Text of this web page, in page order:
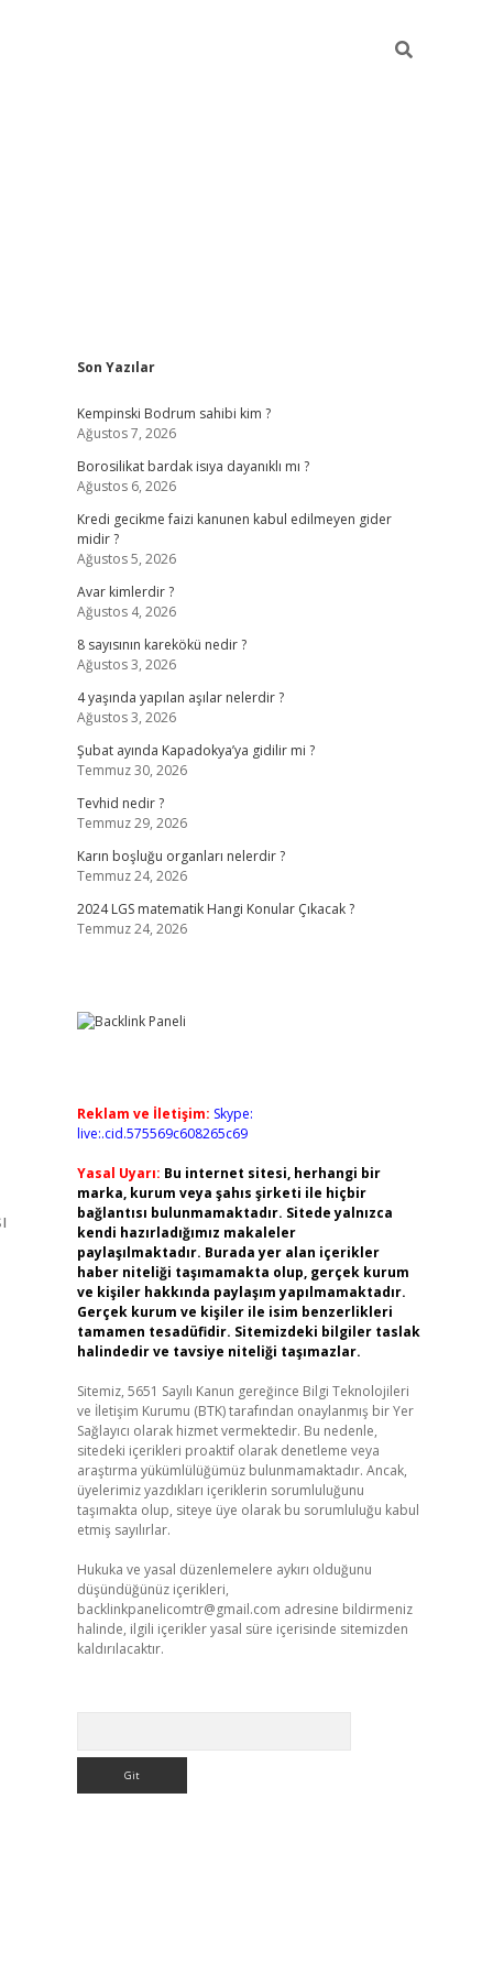
Sidebar
Son Yazılar
Kempinski Bodrum sahibi kim ?
Ağustos 7, 2026
Borosilikat bardak isıya dayanıklı mı ?
Ağustos 6, 2026
Kredi gecikme faizi kanunen kabul edilmeyen gider
midir ?
Ağustos 5, 2026
Avar kimlerdir ?
Ağustos 4, 2026
8 sayısının karekökü nedir ?
Ağustos 3, 2026
4 yaşında yapılan aşılar nelerdir ?
Ağustos 3, 2026
Şubat ayında Kapadokya’ya gidilir mi ?
Temmuz 30, 2026
Tevhid nedir ?
Temmuz 29, 2026
Karın boşluğu organları nelerdir ?
Temmuz 24, 2026
2024 LGS matematik Hangi Konular Çıkacak ?
Temmuz 24, 2026
Reklam ve İletişim: Skype:
live:.cid.575569c608265c69
Yasal Uyarı: Bu internet sitesi, herhangi bir
marka, kurum veya şahıs şirketi ile hiçbir
bağlantısı bulunmamaktadır. Sitede yalnızca
kendi hazırladığımız makaleler
paylaşılmaktadır. Burada yer alan içerikler
haber niteliği taşımamakta olup, gerçek kurum
ve kişiler hakkında paylaşım yapılmamaktadır.
Gerçek kurum ve kişiler ile isim benzerlikleri
tamamen tesadüfidir. Sitemizdeki bilgiler taslak
halindedir ve tavsiye niteliği taşımazlar.
Sitemiz, 5651 Sayılı Kanun gereğince Bilgi Teknolojileri
ve İletişim Kurumu (BTK) tarafından onaylanmış bir Yer
Sağlayıcı olarak hizmet vermektedir. Bu nedenle,
sitedeki içerikleri proaktif olarak denetleme veya
araştırma yükümlülüğümüz bulunmamaktadır. Ancak,
üyelerimiz yazdıkları içeriklerin sorumluluğunu
taşımakta olup, siteye üye olarak bu sorumluluğu kabul
etmiş sayılırlar.
Hukuka ve yasal düzenlemelere aykırı olduğunu
düşündüğünüz içerikleri,
backlinkpanelicomtr@gmail.com adresine bildirmeniz
halinde, ilgili içerikler yasal süre içerisinde sitemizden
kaldırılacaktır.